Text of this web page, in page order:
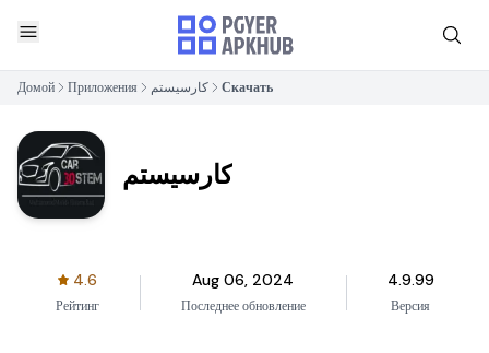
Домой Приложения کارسیستم Скачать
کارسیستم
4.6
Рейтинг
Aug 06, 2024
Последнее обновление
4.9.99
Версия